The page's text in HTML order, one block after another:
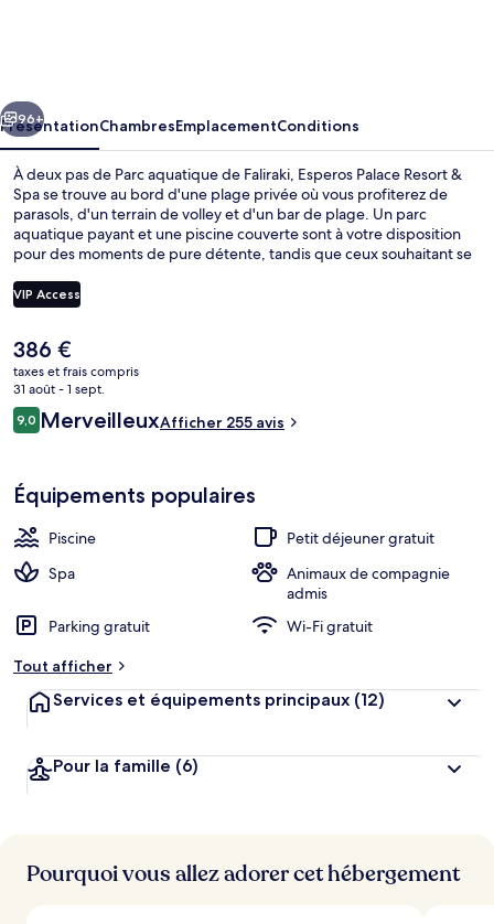
Spa
Suivant
96+
PrésentationChambresEmplacementConditions
À deux pas de Parc aquatique de Faliraki, Esperos Palace Resort &
Spa se trouve au bord d'une plage privée où vous profiterez de
parasols, d'un terrain de volley et d'un bar de plage. Un parc
aquatique payant et une piscine couverte sont à votre disposition
pour des moments de pure détente, tandis que ceux souhaitant se
chaudes, des soins du visage, et des gommages corporels.
L'établissement Ambrosia, Main Restaurant, l'un des 3 restaurants,
déjeuner et le dîner. Parmi les autres petits avantages de cet
hébergement figurent 2 bars en bord de piscine, une rivière
artificielle (lazy river) et un centre de remise en forme. Les autres
voyageurs ne disent que du bien en ce qui concerne le personnel
attentionné.
VIP Access
Le
prix
actuel
est
de
386 €
taxes et frais compris
31 août - 1 sept.
Avis
voyageurs
9,09,0 sur 10
MerveilleuxAfficher 255 avis
Équipements populaires
Piscine
Petit déjeuner gratuit
Spa
Animaux de compagnie
admis
Parking gratuit
Wi-Fi gratuit
Tout afficher
Services et équipements principaux (12)
Pour la famille (6)
Pourquoi vous allez adorer cet hébergement